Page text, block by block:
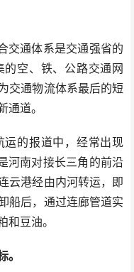
交通体系是交通强省的
空、铁、公路交通网
交通物流体系最后的短
通道。
运的报道中，经常出现
河南对接长三角的前沿
云港经由内河转运，即
船后，通过连廊管道实
和豆油。
。